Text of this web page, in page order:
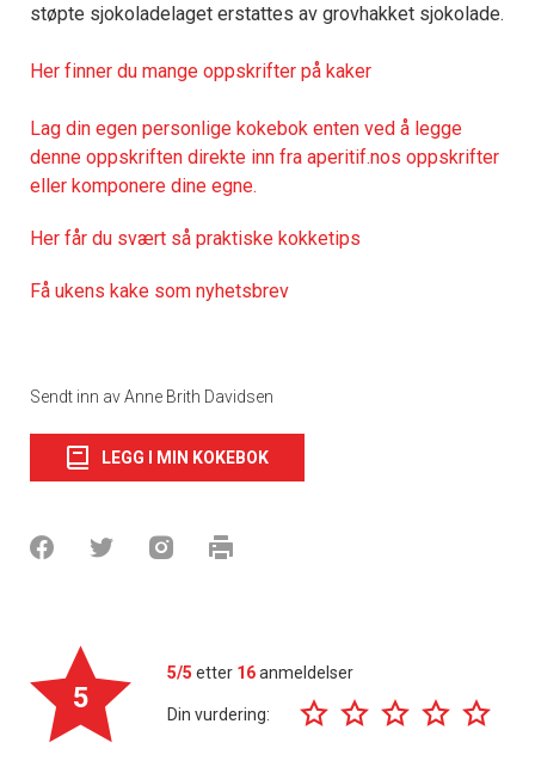
støpte sjokoladelaget erstattes av grovhakket sjokolade.
Her finner du mange oppskrifter på kaker
Lag din egen personlige kokebok enten ved å legge
denne oppskriften direkte inn fra aperitif.nos oppskrifter
eller komponere dine egne.
Her får du svært så praktiske kokketips
Få ukens kake som nyhetsbrev
Sendt inn av Anne Brith Davidsen
LEGG I MIN KOKEBOK
5
5/5 etter 16anmeldelser
Din vurdering: